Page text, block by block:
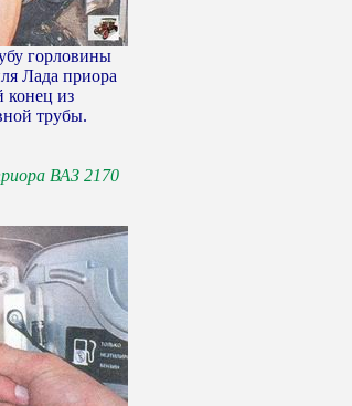
горловины
Лада приора
конец из
трубы.
ВАЗ 2170